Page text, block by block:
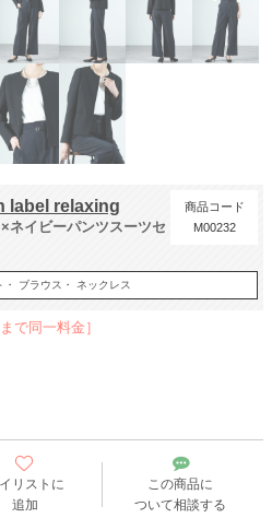
label relaxing
ネイビーパンツスーツセ
商品コード
M00232
・ ブラウス・ ネックレス
で同一料金］
リストに
追加
この商品に
ついて相談する